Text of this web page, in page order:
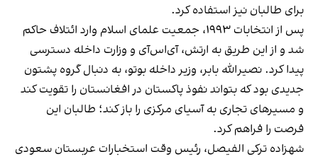
برای طالبان نیز استفاده کرد.
پس از انتخابات ۱۹۹۳، جمعیت علمای اسلام وارد ائتلاف حاکم
شد و از این طریق به ارتش، آی‌اس‌آی و وزارت داخله دسترسی
پیدا کرد. نصیرالله بابر، وزیر داخله بوتو، به دنبال گروه پشتون
جدیدی بود که بتواند نفوذ پاکستان در افغانستان را تقویت کند
و مسیرهای تجاری به آسیای مرکزی را باز کند؛ طالبان این
فرصت را فراهم کرد.
شهزاده ترکی الفیصل، رئیس وقت استخبارات عربستان سعودی